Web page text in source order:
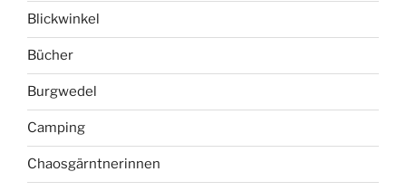
Blickwinkel
Bücher
Burgwedel
Camping
Chaosgärntnerinnen